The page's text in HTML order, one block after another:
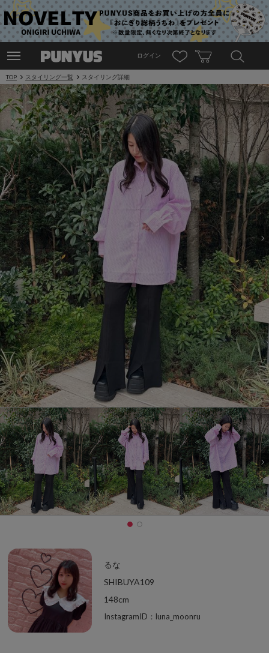
ログイン
TOP スタイリング一覧 スタイリング詳細
るな
SHIBUYA109
148cm
InstagramID：luna_moonru